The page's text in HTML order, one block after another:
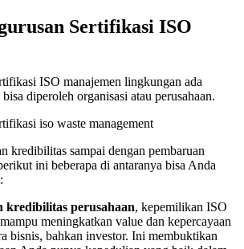
Sertifikasi ISO
ISO manajemen lingkungan ada
diperoleh organisasi atau perusahaan.
kredibilitas sampai dengan pembaruan
ini beberapa di antaranya bisa Anda
kredibilitas perusahaan, kepemilikan ISO
meningkatkan value dan kepercayaan
bisnis, bahkan investor. Ini membuktikan